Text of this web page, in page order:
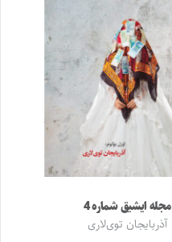
مجله ایشیق شماره 4
آذربایجان توی‌لاری